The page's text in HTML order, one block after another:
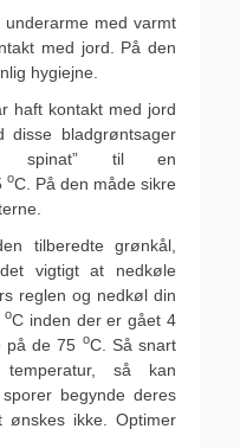
med varmt
med jord. På den
hygiejne.
haft kontakt med jord
disse bladgrøntsager
spinat” til en
oC. På den måde sikre
tilberedte grønkål,
vigtigt at nedkøle
reglen og nedkøl din
oC inden der er gået 4
på de 75 oC. Så snart
så kan
begynde deres
ikke. Optimer